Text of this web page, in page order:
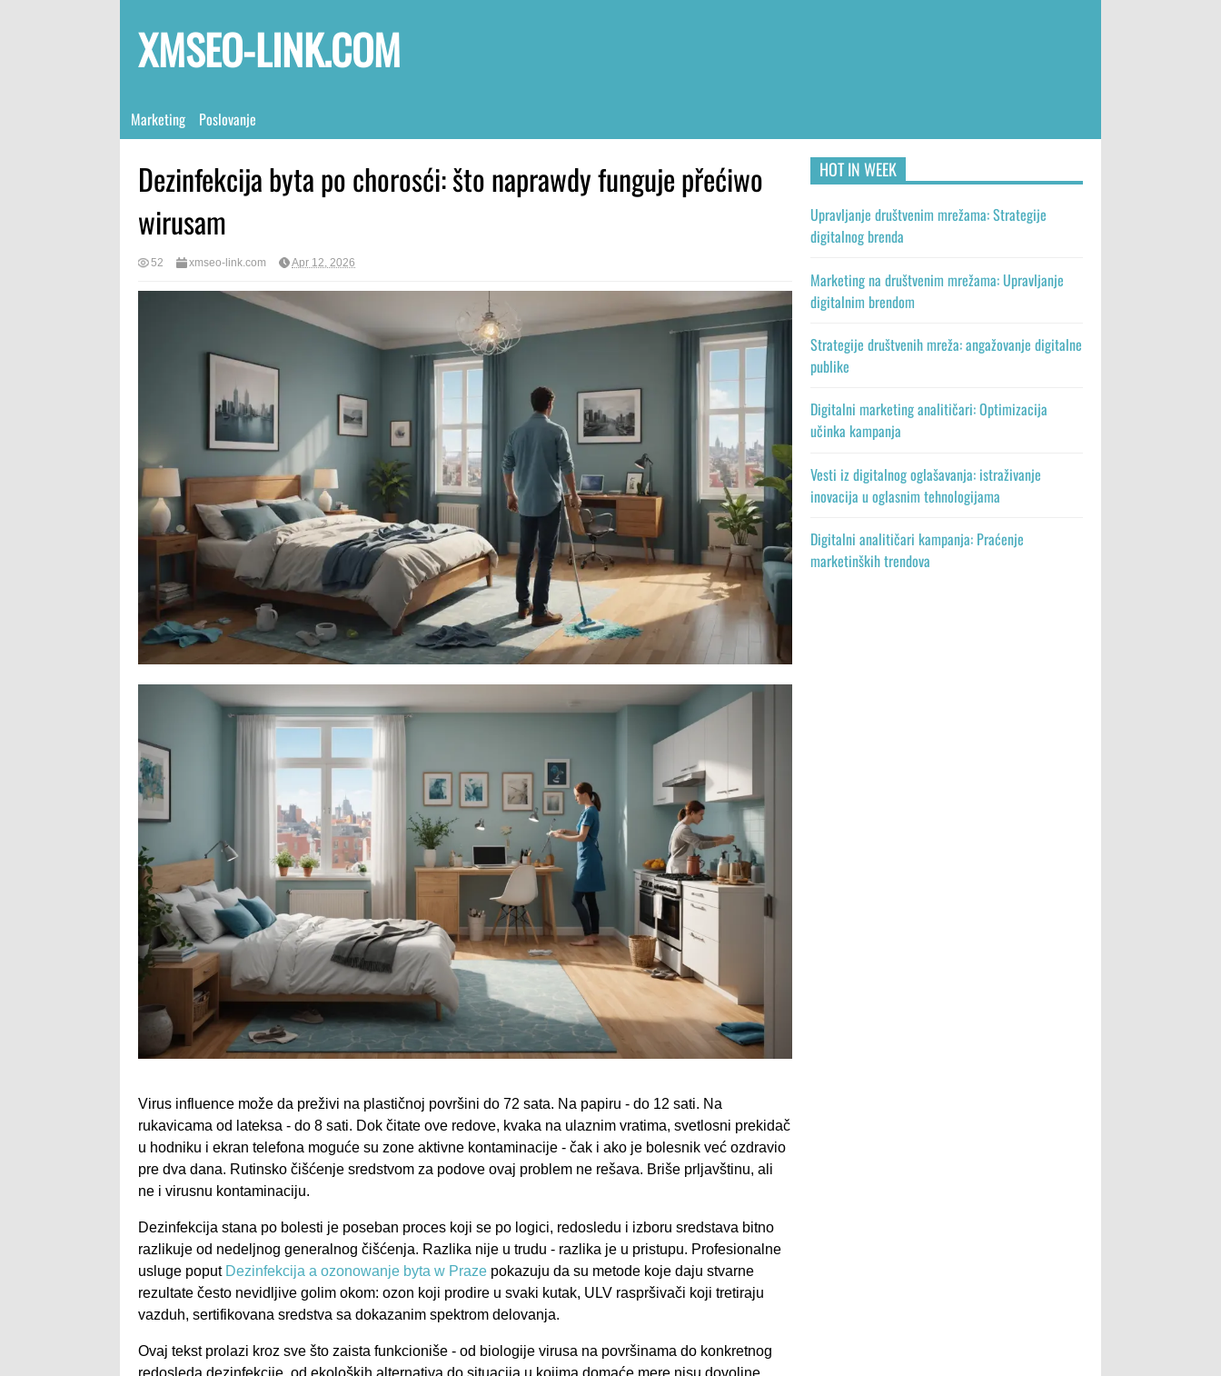
XMSEO-LINK.COM
Marketing Poslovanje
Dezinfekcija byta po chorosći: što naprawdy funguje přećiwo
wirusam
52 xmseo-link.com Apr 12, 2026
Virus influence može da preživi na plastičnoj površini do 72 sata. Na papiru - do 12 sati. Na
rukavicama od lateksa - do 8 sati. Dok čitate ove redove, kvaka na ulaznim vratima, svetlosni prekidač
u hodniku i ekran telefona moguće su zone aktivne kontaminacije - čak i ako je bolesnik već ozdravio
pre dva dana. Rutinsko čišćenje sredstvom za podove ovaj problem ne rešava. Briše prljavštinu, ali
ne i virusnu kontaminaciju.
Dezinfekcija stana po bolesti je poseban proces koji se po logici, redosledu i izboru sredstava bitno
razlikuje od nedeljnog generalnog čišćenja. Razlika nije u trudu - razlika je u pristupu. Profesionalne
usluge poput Dezinfekcija a ozonowanje byta w Praze pokazuju da su metode koje daju stvarne
rezultate često nevidljive golim okom: ozon koji prodire u svaki kutak, ULV raspršivači koji tretiraju
vazduh, sertifikovana sredstva sa dokazanim spektrom delovanja.
Ovaj tekst prolazi kroz sve što zaista funkcioniše - od biologije virusa na površinama do konkretnog
redosleda dezinfekcije, od ekoloških alternativa do situacija u kojima domaće mere nisu dovoljne.
HOT IN WEEK
Upravljanje društvenim mrežama: Strategije
digitalnog brenda
Marketing na društvenim mrežama: Upravljanje
digitalnim brendom
Strategije društvenih mreža: angažovanje digitalne
publike
Digitalni marketing analitičari: Optimizacija
učinka kampanja
Vesti iz digitalnog oglašavanja: istraživanje
inovacija u oglasnim tehnologijama
Digitalni analitičari kampanja: Praćenje
marketinških trendova